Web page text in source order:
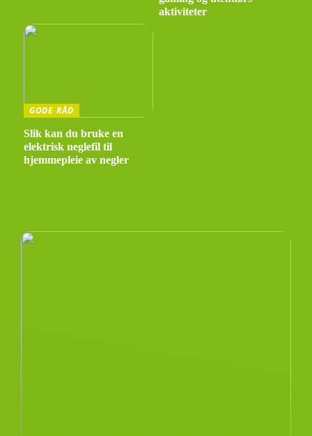
aktiviteter
GODE RÅD
Slik kan du bruke en
elektrisk neglefil til
hjemmepleie av negler